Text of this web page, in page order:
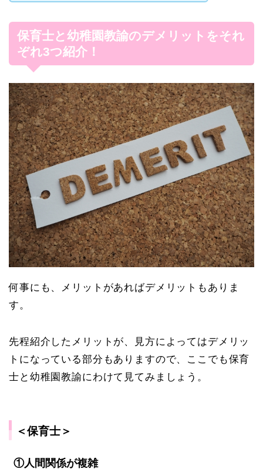
保育士と幼稚園教諭のデメリットをそれ
ぞれ3つ紹介！
何事にも、メリットがあればデメリットもありま
す。
先程紹介したメリットが、見方によってはデメリッ
トになっている部分もありますので、ここでも保育
士と幼稚園教諭にわけて見てみましょう。
＜保育士＞
①人間関係が複雑